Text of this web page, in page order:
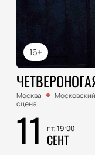
16+
Москва
сцена
11 пт, 19:00
СЕНТ